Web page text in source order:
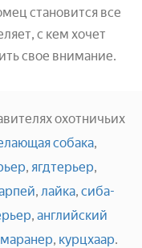
становится все
с кем хочет
свое внимание.
охотничьих
собака,
, ягдтерьер,
, лайка, сиба-
, английский
, курцхаар.